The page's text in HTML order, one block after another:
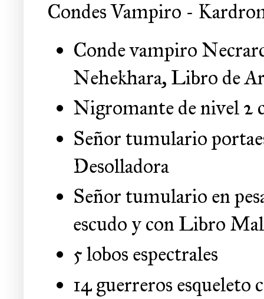
Condes Vampiro -
Conde vampiro
Nehekhara, Libro de
Nigromante de nivel 2
Señor tumulario
Desolladora
Señor tumulario en
escudo y con Libro
5 lobos espectrales
14 guerreros esqueleto